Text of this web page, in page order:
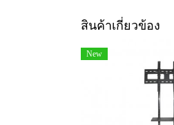
สินค้าเกี่ยวข้อง
New